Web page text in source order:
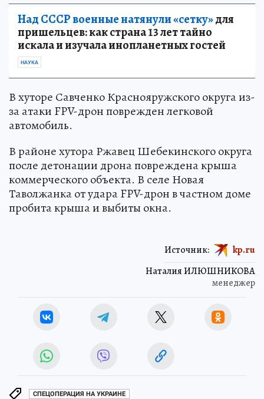
Над СССР военные натянули «сетку»для
пришельцев: как страна 13 лет тайно
искала и изучала инопланетных гостей
НАУКА
В хуторе Савченко Краснояружского округа из-
за атаки FPV-дрон поврежден легковой
автомобиль.
В районе хутора Ржавец Шебекинского округа
после детонации дрона повреждена крыша
коммерческого объекта. В селе Новая
Таволжанка от удара FPV-дрон в частном доме
пробита крыша и выбиты окна.
Наталия ИЛЮШНИКОВА
менеджер
Источник: kp.ru
СПЕЦОПЕРАЦИЯ НА УКРАИНЕ